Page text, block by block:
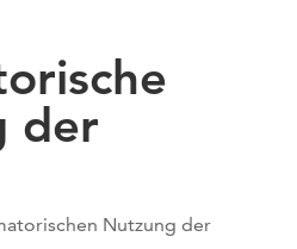
der
Nutzung der